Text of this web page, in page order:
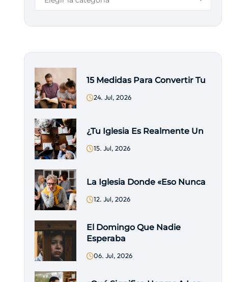
15 Medidas Para Convertir Tu
24. Jul, 2026
¿Tu Iglesia Es Realmente Un
15. Jul, 2026
La Iglesia Donde «eso Nunca
12. Jul, 2026
El Domingo Que Nadie
Esperaba
06. Jul, 2026